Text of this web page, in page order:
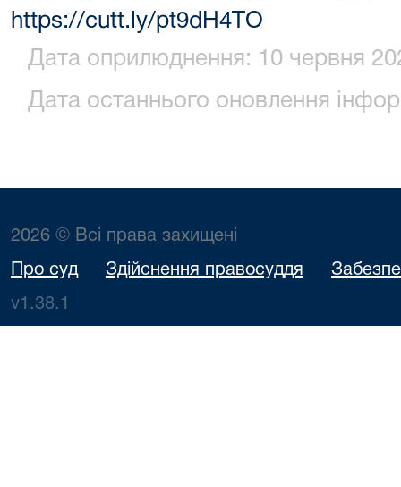
https://cutt.ly/pt9dH4TO
Дата оприлюднення: 10 червня
Дата останнього оновлення
2026 © Всі права захищені
Про суд Здійснення правосуддя
v1.38.1